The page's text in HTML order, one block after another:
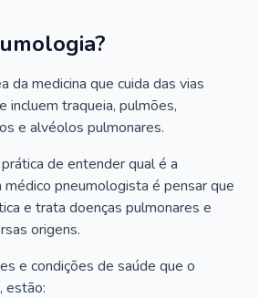
da medicina que cuida das vias
incluem traqueia, pulmões,
e alvéolos pulmonares.
de entender qual é a
pneumologista é pensar que
e trata doenças pulmonares e
origens.
e condições de saúde que o
estão: